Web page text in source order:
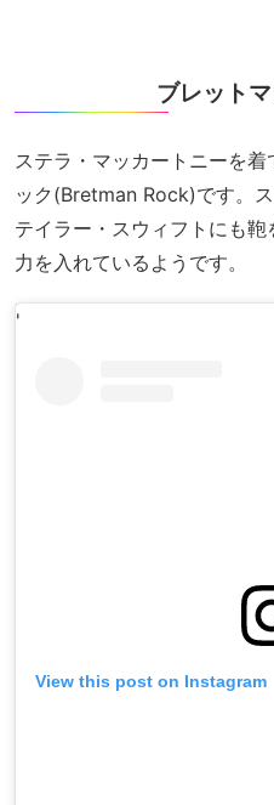
ブレット
ステラ・マッカートニーを
ック(Bretman Rock)です。
テイラー・スウィフトにも
力を入れているようです。
'
View this post on Instagram